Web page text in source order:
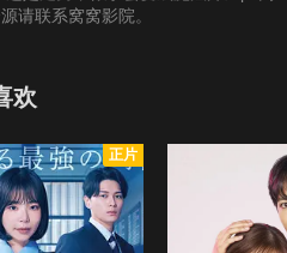
请联系窝窝影院。
欢
正片